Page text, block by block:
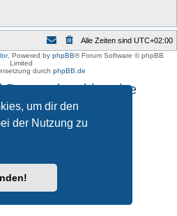
um dir den
der Nutzung zu
Alle Zeiten sind UTC+02:00
, Powered by phpBB® Forum Software © phpBB
Limited
durch phpBB.de
Datenschutzhinweise